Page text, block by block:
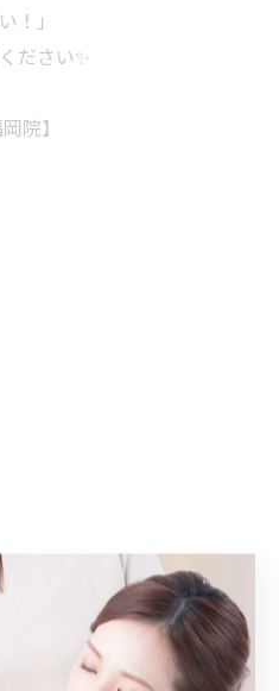
！」
ださい✨
院】
ジから受付中✨
市・大野城市周辺で